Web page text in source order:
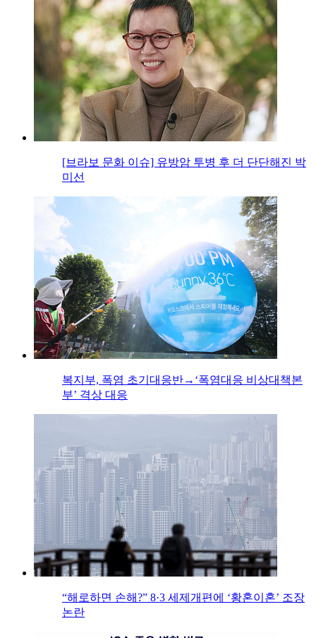
[브라보 문화 이슈] 유방암 투병 후 더 단단해진 박
미선
복지부, 폭염 초기대응반→‘폭염대응 비상대책본
부’ 격상 대응
“해로하면 손해?” 8·3 세제개편에 ‘황혼이혼’ 조장
논란